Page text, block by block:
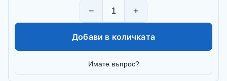
− +
Добави в количката
Имате въпрос?